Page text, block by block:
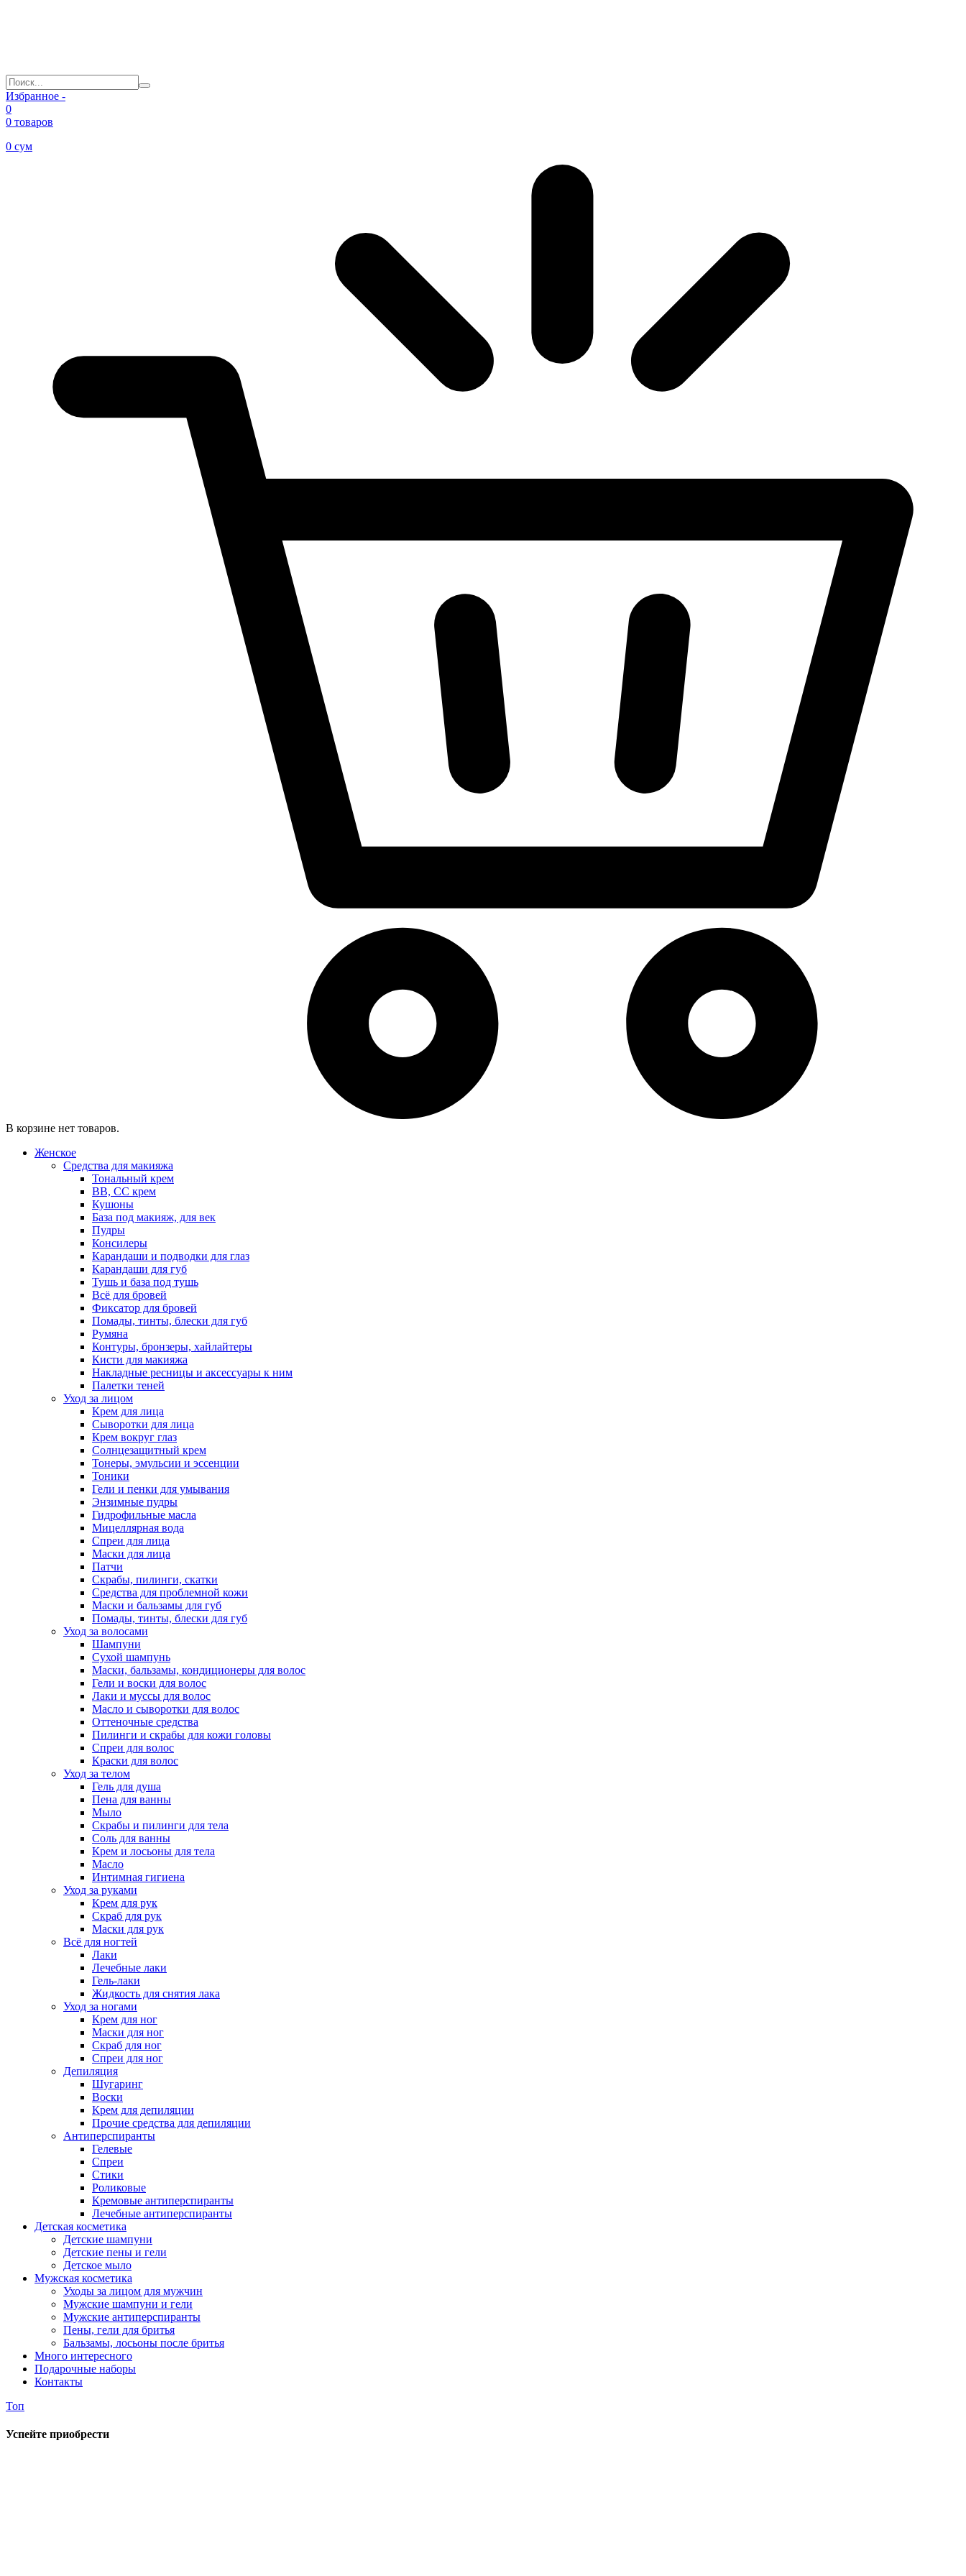
Избранное -
0
0 товаров
0 сум
В корзине нет товаров.
Женское
Средства для макияжа
Тональный крем
BB, CC крем
Кушоны
База под макияж, для век
Пудры
Консилеры
Карандаши и подводки для глаз
Карандаши для губ
Тушь и база под тушь
Всё для бровей
Фиксатор для бровей
Помады, тинты, блески для губ
Румяна
Контуры, бронзеры, хайлайтеры
Кисти для макияжа
Накладные ресницы и аксессуары к ним
Палетки теней
Уход за лицом
Крем для лица
Сыворотки для лица
Крем вокруг глаз
Солнцезащитный крем
Тонеры, эмульсии и эссенции
Тоники
Гели и пенки для умывания
Энзимные пудры
Гидрофильные масла
Мицеллярная вода
Спреи для лица
Маски для лица
Патчи
Скрабы, пилинги, скатки
Средства для проблемной кожи
Маски и бальзамы для губ
Помады, тинты, блески для губ
Уход за волосами
Шампуни
Сухой шампунь
Маски, бальзамы, кондиционеры для волос
Гели и воски для волос
Лаки и муссы для волос
Масло и сыворотки для волос
Оттеночные средства
Пилинги и скрабы для кожи головы
Спреи для волос
Краски для волос
Уход за телом
Гель для душа
Пена для ванны
Мыло
Скрабы и пилинги для тела
Соль для ванны
Крем и лосьоны для тела
Масло
Интимная гигиена
Уход за руками
Крем для рук
Скраб для рук
Маски для рук
Всё для ногтей
Лаки
Лечебные лаки
Гель-лаки
Жидкость для снятия лака
Уход за ногами
Крем для ног
Маски для ног
Скраб для ног
Спреи для ног
Депиляция
Шугаринг
Воски
Крем для депиляции
Прочие средства для депиляции
Антиперспиранты
Гелевые
Спреи
Стики
Роликовые
Кремовые антиперспиранты
Лечебные антиперспиранты
Детская косметика
Детские шампуни
Детские пены и гели
Детское мыло
Мужская косметика
Уходы за лицом для мужчин
Мужские шампуни и гели
Мужские антиперспиранты
Пены, гели для бритья
Бальзамы, лосьоны после бритья
Много интересного
Подарочные наборы
Контакты
Топ
Успейте приобрести